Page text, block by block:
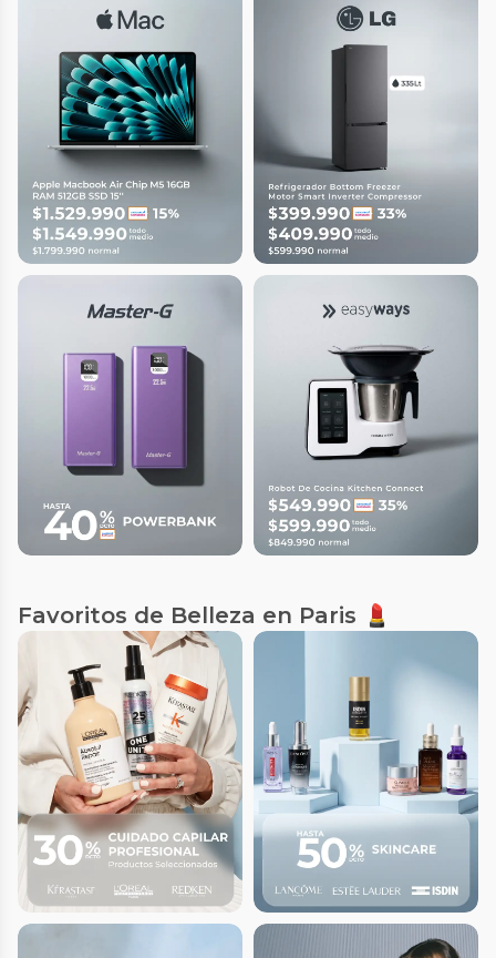
Favoritos de Belleza en Paris 💄